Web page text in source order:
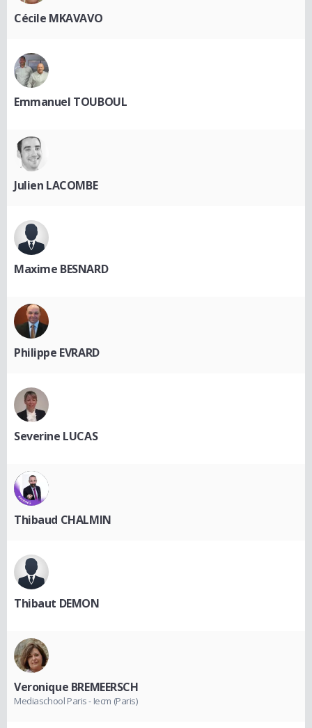
Cécile MKAVAVO
Emmanuel TOUBOUL
Julien LACOMBE
Maxime BESNARD
Philippe EVRARD
Severine LUCAS
Thibaud CHALMIN
Thibaut DEMON
Veronique BREMEERSCH
Mediaschool Paris - Iecm (Paris)